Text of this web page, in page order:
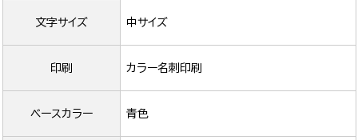
文字サイズ 中サイズ
印刷 カラー名刺印刷
ベースカラー 青色